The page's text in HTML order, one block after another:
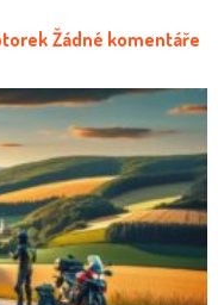
Žádné komentáře